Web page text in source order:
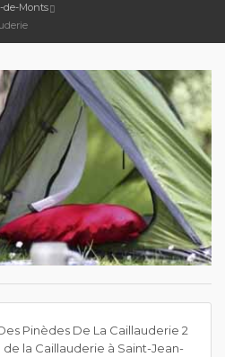
de-Monts
Pinèdes De La Caillauderie 2
de la Caillauderie à Saint-Jean-